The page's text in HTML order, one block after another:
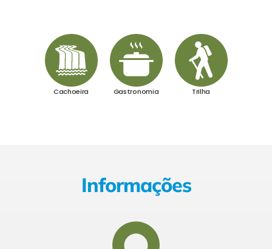
Cachoeira Gastronomia Trilha
Informações